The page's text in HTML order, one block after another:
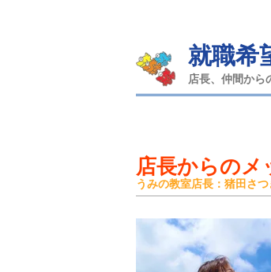
就職希
店長、仲間から
店長からのメ
うみの教室店長：猪田さつ